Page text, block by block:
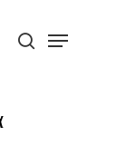
search
Menu